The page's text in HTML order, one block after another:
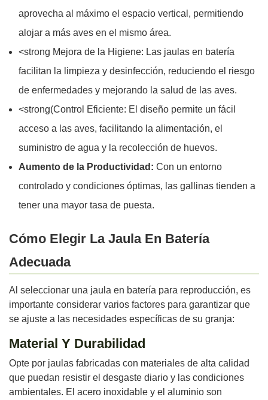
aprovecha al máximo el espacio vertical, permitiendo
alojar a más aves en el mismo área.
<strong Mejora de la Higiene: Las jaulas en batería
facilitan la limpieza y desinfección, reduciendo el riesgo
de enfermedades y mejorando la salud de las aves.
<strong(Control Eficiente: El diseño permite un fácil
acceso a las aves, facilitando la alimentación, el
suministro de agua y la recolección de huevos.
Aumento de la Productividad: Con un entorno
controlado y condiciones óptimas, las gallinas tienden a
tener una mayor tasa de puesta.
Cómo Elegir La Jaula En Batería
Adecuada
Al seleccionar una jaula en batería para reproducción, es
importante considerar varios factores para garantizar que
se ajuste a las necesidades específicas de su granja:
Material Y Durabilidad
Opte por jaulas fabricadas con materiales de alta calidad
que puedan resistir el desgaste diario y las condiciones
ambientales. El acero inoxidable y el aluminio son